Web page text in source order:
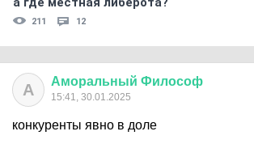
211 12
А Аморальный Философ
15:41, 30.01.2025
конкуренты явно в доле